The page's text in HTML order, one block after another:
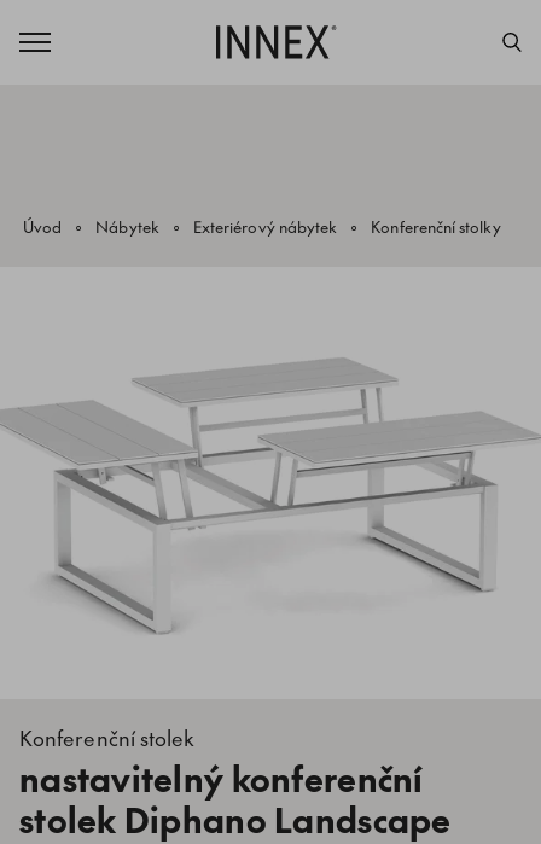
Úvod Nábytek Exteriérový nábytek Konferenční stolky
Konferenční stolek
nastavitelný konferenční
stolek Diphano Landscape